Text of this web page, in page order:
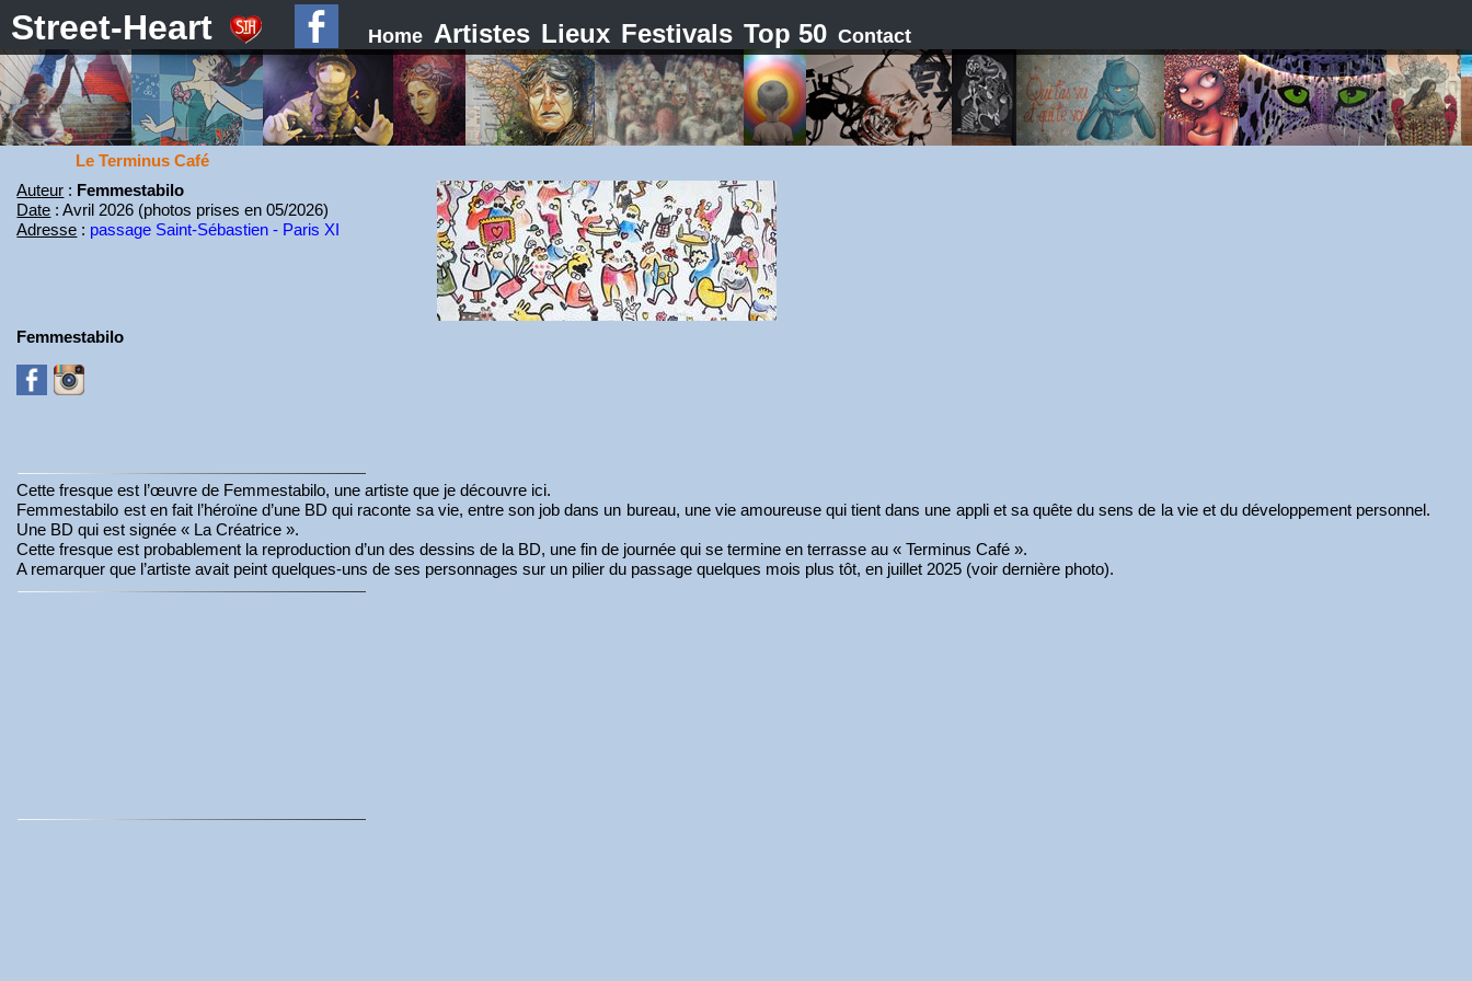
Street-Heart Home Artistes Lieux Festivals Top 50 Contact
Le Terminus Café
Auteur : Femmestabilo
Date : Avril 2026 (photos prises en 05/2026)
Adresse : passage Saint-Sébastien - Paris XI
Femmestabilo
Cette fresque est l’œuvre de Femmestabilo, une artiste que je découvre ici.
Femmestabilo est en fait l’héroïne d’une BD qui raconte sa vie, entre son job dans un bureau, une vie amoureuse qui tient dans une appli et sa quête du sens de la vie et du développement personnel.
Une BD qui est signée « La Créatrice ».
Cette fresque est probablement la reproduction d’un des dessins de la BD, une fin de journée qui se termine en terrasse au « Terminus Café ».
A remarquer que l’artiste avait peint quelques-uns de ses personnages sur un pilier du passage quelques mois plus tôt, en juillet 2025 (voir dernière photo).